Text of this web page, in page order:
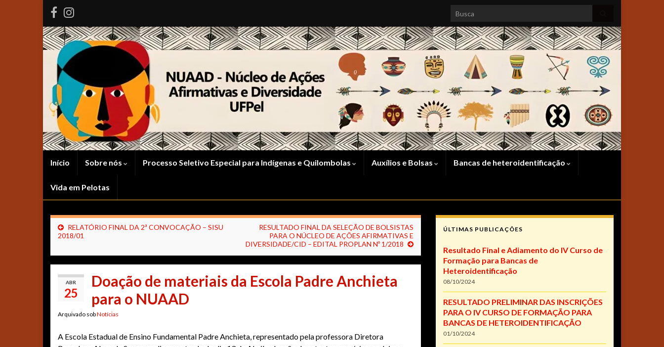
Search for:
Início Sobre nós Processo Seletivo Especial para Indígenas e Quilombolas Auxílios e Bolsas Bancas de heteroidentificação
Vida em Pelotas
RELATÓRIO FINAL DA 2ª CONVOCAÇÃO – SISU
2018/01
RESULTADO FINAL DA SELEÇÃO DE BOLSISTAS
PARA O NÚCLEO DE AÇÕES AFIRMATIVAS E
DIVERSIDADE/CID – EDITAL PROPLAN Nº 1/2018
ABR
25
Doação de materiais da Escola Padre Anchieta
para o NUAAD
Arquivado sobNotícias
A Escola Estadual de Ensino Fundamental Padre Anchieta, representado pela professora Diretora
ÚLTIMAS PUBLICAÇÕES
Resultado Final e Adiamento do IV Curso de
Formação para Bancas de
Heteroidentificação
08/10/2024
RESULTADO PRELIMINAR DAS INSCRIÇÕES
PARA O IV CURSO DE FORMAÇÃO PARA
BANCAS DE HETEROIDENTIFICAÇÃO
01/10/2024